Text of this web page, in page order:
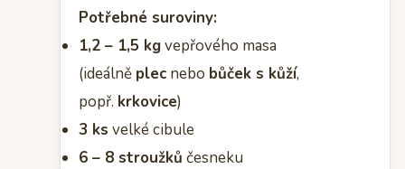
Potřebné suroviny:
1,2 – 1,5 kgvepřového masa
(ideálně plec nebo bůček s kůží,
popř. krkovice)
3 ks velké cibule
6 – 8 stroužků česneku